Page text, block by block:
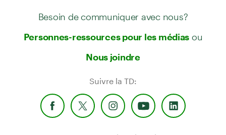
Besoin de communiquer avec nous?
Personnes-ressources pour les médias ou
Nous joindre
Suivre la TD: